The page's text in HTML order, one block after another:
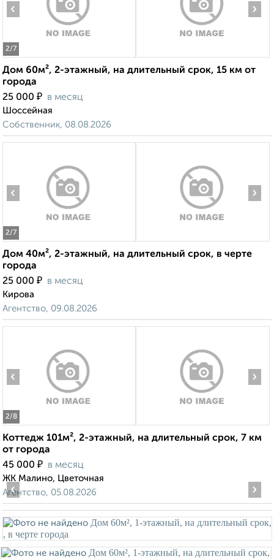
2/7
‹ ›
Дом 60м², 2-этажный, на длительный срок, 15 км от
города
25 000 ₽ в месяц
Шоссейная
Собственник, 08.08.2026
2/7
‹ ›
Дом 40м², 2-этажный, на длительный срок, в черте
города
25 000 ₽ в месяц
Кирова
Агентство, 09.08.2026
2/8
‹ ›
Коттедж 101м², 2-этажный, на длительный срок, 7 км
от города
45 000 ₽ в месяц
ЖК Малино, Цветочная
Агентство, 05.08.2026
‹ ›